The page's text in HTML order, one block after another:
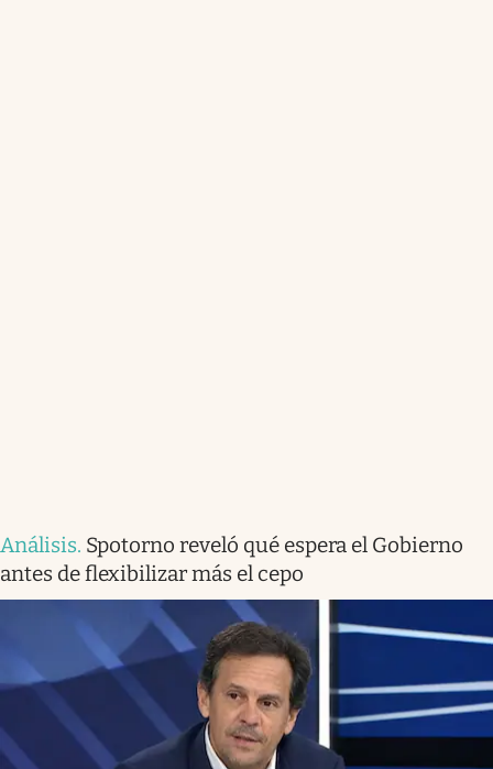
Análisis. Spotorno reveló qué espera el Gobierno
antes de flexibilizar más el cepo